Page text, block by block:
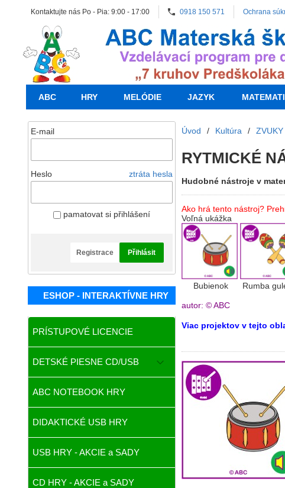
Kontaktujte nás Po - Pia: 9:00 - 17:00 0918 150 571 Ochrana
ABC HRY MELÓDIE JAZYK
E-mail
Heslo ztráta hesla
pamatovat si přihlášení
Registrace Přihlásit
ESHOP - INTERAKTÍVNE HRY
PRÍSTUPOVÉ LICENCIE
DETSKÉ PIESNE CD/USB
ABC NOTEBOOK HRY
DIDAKTICKÉ USB HRY
USB HRY - AKCIE a SADY
CD HRY - AKCIE a SADY
Úvod / Kultúra /
RYTMICKÉ
Hudobné nástroje v
Ako hrá tento nástroj?
Voľná ukážka
Bubienok Rumba
autor: © ABC
Viac projektov v tejto